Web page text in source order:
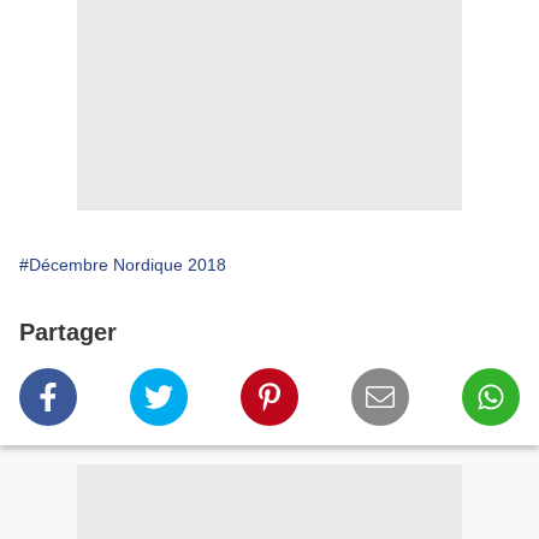
#Décembre Nordique 2018
Partager